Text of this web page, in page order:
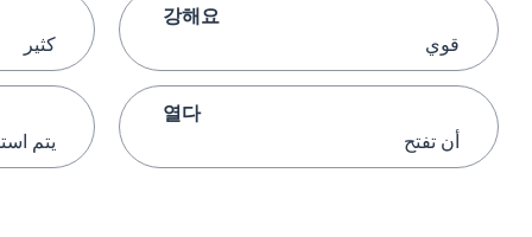
강해요
قوي
열다
أن تفتح
كثير
يتم